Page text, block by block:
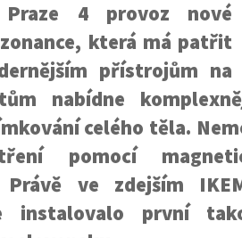
4 provoz nové
která má patřit
přístrojům na
nabídne
celého těla.
pomocí
Právě ve zdejším
instalovalo první